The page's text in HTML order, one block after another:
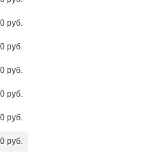
руб.
руб.
руб.
руб.
руб.
руб.